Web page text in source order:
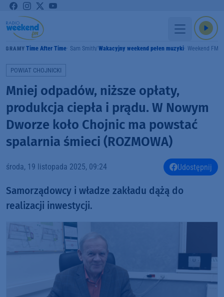
GRAMY Time After Time Sam Smith Wakacyjny weekend pełen muzyki Weekend FM
POWIAT CHOJNICKI
Mniej odpadów, niższe opłaty,
produkcja ciepła i prądu. W Nowym
Dworze koło Chojnic ma powstać
spalarnia śmieci (ROZMOWA)
środa, 19 listopada 2025, 09:24 Udostępnij
Samorządowcy i władze zakładu dążą do
realizacji inwestycji.